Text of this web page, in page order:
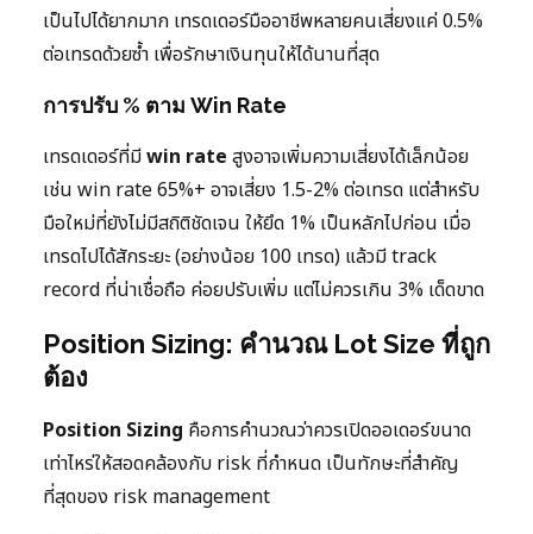
เป็นไปได้ยากมาก เทรดเดอร์มืออาชีพหลายคนเสี่ยงแค่ 0.5%
ต่อเทรดด้วยซ้ำ เพื่อรักษาเงินทุนให้ได้นานที่สุด
การปรับ % ตาม Win Rate
เทรดเดอร์ที่มีwin rate สูงอาจเพิ่มความเสี่ยงได้เล็กน้อย
เช่น win rate 65%+ อาจเสี่ยง 1.5-2% ต่อเทรด แต่สำหรับ
มือใหม่ที่ยังไม่มีสถิติชัดเจน ให้ยึด 1% เป็นหลักไปก่อน เมื่อ
เทรดไปได้สักระยะ (อย่างน้อย 100 เทรด) แล้วมี track
record ที่น่าเชื่อถือ ค่อยปรับเพิ่ม แต่ไม่ควรเกิน 3% เด็ดขาด
Position Sizing: คำนวณ Lot Size ที่ถูก
ต้อง
Position Sizing คือการคำนวณว่าควรเปิดออเดอร์ขนาด
เท่าไหร่ให้สอดคล้องกับ risk ที่กำหนด เป็นทักษะที่สำคัญ
ที่สุดของ risk management